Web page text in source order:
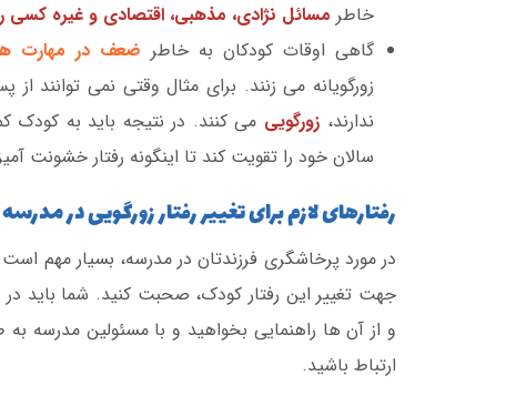
خاطر مسائل نژادی، مذهبی، اقتصادی و غیره کسی
گاهی اوقات کودکان به خاطر ضعف در مهارت
زورگویانه می زنند. برای مثال وقتی نمی توانند
ندارند، زورگویی می کنند. در نتیجه باید به کودک
سالان خود را تقویت کند تا اینگونه رفتار خشونت
رفتارهای لازم برای تغییر رفتار زورگویی در مدرسه
در مورد پرخاشگری فرزندتان در مدرسه، بسیار مهم
جهت تغییر این رفتار کودک، صحبت کنید. شما باید در
و از آن ها راهنمایی بخواهید و با مسئولین مدرسه
ارتباط باشید.